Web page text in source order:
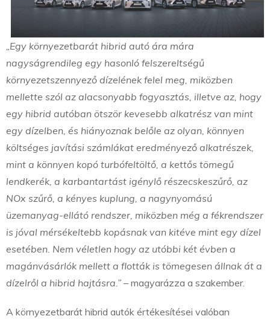
„Egy környezetbarát hibrid autó ára mára
nagyságrendileg egy hasonló felszereltségű
környezetszennyező dízelének felel meg, miközben
mellette szól az alacsonyabb fogyasztás, illetve az, hogy
egy hibrid autóban ötször kevesebb alkatrész van mint
egy dízelben, és hiányoznak belőle az olyan, könnyen
költséges javítási számlákat eredményező alkatrészek,
mint a könnyen kopó turbófeltöltő, a kettős tömegű
lendkerék, a karbantartást igénylő részecskeszűrő, az
NOx szűrő, a kényes kuplung, a nagynyomású
üzemanyag-ellátó rendszer, miközben még a fékrendszer
is jóval mérsékeltebb kopásnak van kitéve mint egy dízel
esetében. Nem véletlen hogy az utóbbi két évben a
magánvásárlók mellett a flották is tömegesen állnak át a
dízelről a hibrid hajtásra.” – magyarázza a szakember.
A környezetbarát hibrid autók értékesítései valóban